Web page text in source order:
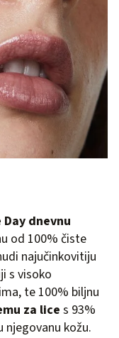
dnevnu
od 100% čiste
najučinkovitiju
s visoko
te 100% biljnu
za lice s 93%
kožu.